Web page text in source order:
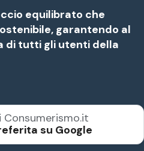
equilibrato che
garantendo al
di tutti gli utenti della
Consumerismo.it
su Google